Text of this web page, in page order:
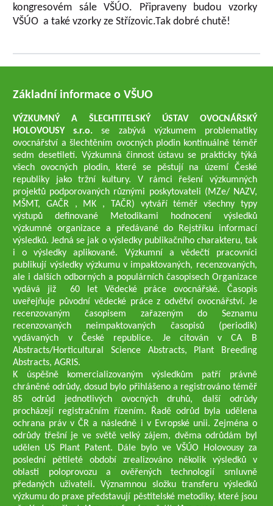
kongresovém sále VŠÚO. Připraveny budou vzorky
VŠÚO a také vzorky ze Střízovic.Tak dobré chutě!
Základní informace o VŠUO
VÝZKUMNÝ A ŠLECHTITELSKÝ ÚSTAV OVOCNÁŘSKÝ
HOLOVOUSY s.r.o.se zabývá výzkumem problematiky
ovocnářství a šlechtěním ovocných plodin kontinuálně téměř
sedm desetiletí. Výzkumná činnost ústavu se prakticky týká
všech ovocných plodin, které se pěstují na území České
republiky jako tržní kultury. V rámci řešení výzkumných
projektů podporovaných různými poskytovateli (MZe/ NAZV,
MŠMT, GAČR , MK , TAČR) vytváří téměř všechny typy
výstupů definované Metodikami hodnocení výsledků
výzkumné organizace a předávané do Rejstříku informací
výsledků. Jedná se jak o výsledky publikačního charakteru, tak
i o výsledky aplikované. Výzkumní a vědečtí pracovníci
publikují výsledky výzkumu v impaktovaných, recenzovaných,
ale i dalších odborných a populárních časopisech Organizace
vydává již 60 let Vědecké práce ovocnářské. Časopis
uveřejňuje původní vědecké práce z odvětví ovocnářství. Je
recenzovaným časopisem zařazeným do Seznamu
recenzovaných neimpaktovaných časopisů (periodik)
vydávaných v České republice. Je citován v CA B
Abstracts/Horticultural Science Abstracts, Plant Breeding
Abstracts, AGRIS.
K úspěšně komercializovaným výsledkům patří právně
chráněné odrůdy, dosud bylo přihlášeno a registrováno téměř
85 odrůd jednotlivých ovocných druhů, další odrůdy
procházejí registračním řízením. Řadě odrůd byla udělena
ochrana práv v ČR a následně i v Evropské unii. Zejména o
odrůdy třešní je ve světě velký zájem, dvěma odrůdám byl
udělen US Plant Patent. Dále bylo ve VŠÚO Holovousy za
poslední pětileté období zrealizováno několik výsledků v
oblasti poloprovozu a ověřených technologií smluvně
předaných uživateli. Významnou složku transferu výsledků
výzkumu do praxe představují pěstitelské metodiky, které jsou